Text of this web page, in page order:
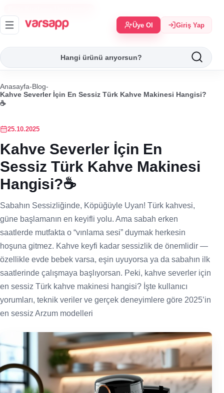
Üye Ol Giriş Yap
Anasayfa-Blog-
Kahve Severler İçin En Sessiz Türk Kahve Makinesi Hangisi?
☕️
25.10.2025
Kahve Severler İçin En
Sessiz Türk Kahve Makinesi
Hangisi?☕️
Sabahın Sessizliğinde, Köpüğüyle Uyan! Türk kahvesi,
güne başlamanın en keyifli yolu. Ama sabah erken
saatlerde mutfakta o “vınlama sesi” duymak herkesin
hoşuna gitmez. Kahve keyfi kadar sessizlik de önemlidir —
özellikle evde bebek varsa, eşin uyuyorsa ya da sabahın ilk
saatlerinde çalışmaya başlıyorsan. Peki, kahve severler için
en sessiz Türk kahve makinesi hangisi? İşte kullanıcı
yorumları, teknik veriler ve gerçek deneyimlere göre 2025’in
en sessiz Arzum modelleri